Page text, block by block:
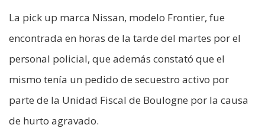
La pick up marca Nissan, modelo Frontier, fue
encontrada en horas de la tarde del martes por el
personal policial, que además constató que el
mismo tenía un pedido de secuestro activo por
parte de la Unidad Fiscal de Boulogne por la causa
de hurto agravado.